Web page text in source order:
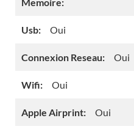
Usb: Oui
Connexion Reseau: Oui
Wifi: Oui
Apple Airprint: Oui